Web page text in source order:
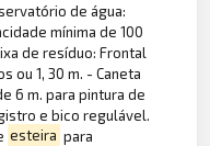
de água:
mínima de 100
de resíduo: Frontal
ou 1, 30 m. - Caneta
6 m. para pintura de
e bico regulável.
esteira para